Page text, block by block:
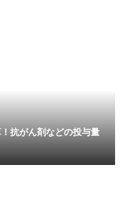
抗がん剤などの投与量